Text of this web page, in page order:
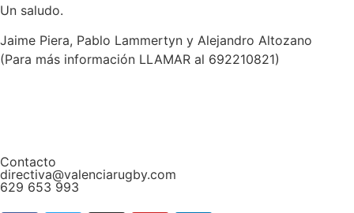
Un saludo.
Jaime Piera, Pablo Lammertyn y Alejandro Altozano
(Para más información LLAMAR al 692210821)
Contacto
directiva@valenciarugby.com
629 653 993